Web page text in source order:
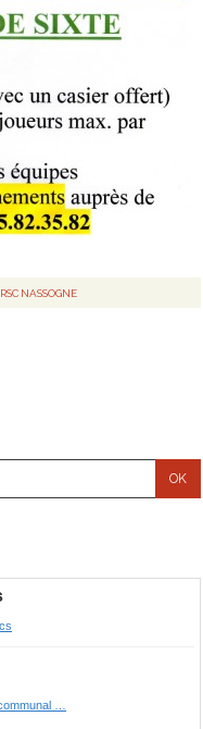
RSC NASSOGNE